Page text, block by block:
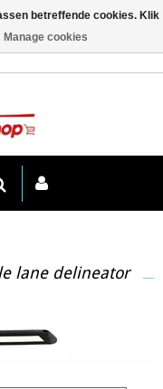
lane delineator
betreffende cookies. Klik
Manage cookies